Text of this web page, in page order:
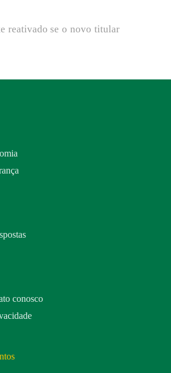
reativado se o novo titular
conosco